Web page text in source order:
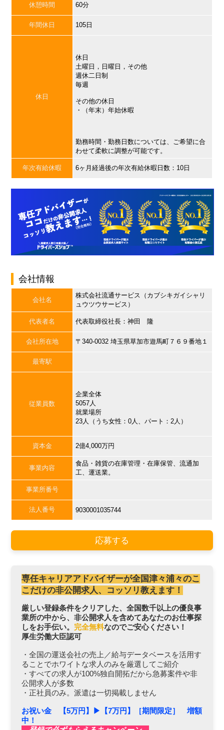
休憩時間 60分
年間休日 105日
休日
休日
土曜日，日曜日，その他
週休二日制
毎週
その他の休日
・（年末）年始休暇
勤務時間・勤務日数については、ご希望に合
わせて柔軟に調整が可能です。
年次有給休暇 6ヶ月経過後の年次有給休暇日数：10日
会社情報
会社名
株式会社流通サービス（カブシキガイシャリ
ュウツウサービス）
代表者名 代表取締役社長：神田 隆
会社所在地 〒340-0032 埼玉県草加市遊馬町７６９番地１
最寄駅
従業員数
企業全体
5057人
就業場所
23人（うち女性：0人、パート：2人）
資本金 2億4,000万円
事業内容
食品・雑貨の在庫管理・在庫保管、流通加
工、運送業。
事業所番号
法人番号 9030001035744
応募する
専任キャリアアドバイザーが全国津々浦々のこ
こだけの非公開求人、コッソリ教えます！
厳しい登録条件をクリアした、全国数千以上の優良事
業所の中から、非公開求人を含めてあなたのお仕事探
しをお手伝い。 完全無料なのでご安心ください！
厚生労働大臣認可
・全国の運送会社の売上／給与データベースを活用す
ることでホワイトな求人のみを厳選してご紹介
・すべての求人が100%独自開拓だから急募案件や非
公開求人が多数
・正社員のみ。派遣は一切掲載しません
お祝い金 【5万円】▶︎【7万円】［期間限定］ 増額
中！